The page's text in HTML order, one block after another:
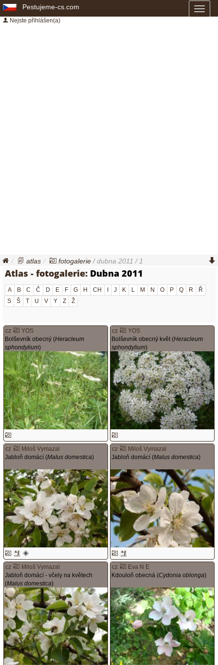
Pestujeme-cs.com
Nejste přihlášen(a)
atlas fotogalerie / dubna 2011 / 1
Atlas - fotogalerie: Dubna 2011
A B C Č D E F G H CH J K L M N O P Q R
Ř
S
Š T U V Y Z Ž
cz
YOS
Bolševník obecný (Heracleum
sphondylium)
cz
YOS
Bolševník obecný květ (Heracleum
sphondylium)
cz
Miloš Vymazal
Jabloň domácí (Malus domestica)
cz
Miloš Vymazal
Jabloň domácí (Malus domestica)
cz
Miloš Vymazal
Jabloň domácí - včely na květech
(Malus domestica)
cz
Eva N E
Kdouloň obecná (Cydonia oblonga)